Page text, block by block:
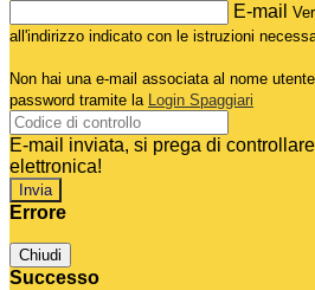
E-mail
all'indirizzo indicato con le istruzioni
Non hai una e-mail associata al nome
password tramite la Login Spaggiari
E-mail inviata, si prega di
elettronica!
Errore
Chiudi
Successo